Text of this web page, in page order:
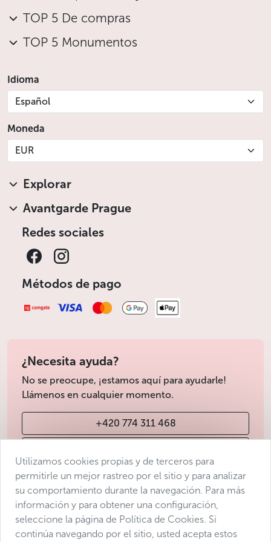
TOP 5 De compras
TOP 5 Monumentos
Idioma
Español
Moneda
EUR
Explorar
Avantgarde Prague
Redes sociales
Métodos de pago
¿Necesita ayuda?
No se preocupe, ¡estamos aquí para ayudarle!
Llámenos en cualquier momento.
+420 774 311 468
Condiciones de venta
Protección de datos
Declaración de accesibilidad
Utilizamos cookies propias y de terceros para
permitirle un mejor rastreo por el sitio y para analizar
su comportamiento durante la navegación. Para más
información y para obtener una configuración,
seleccione la página de Política de Cookies. Si
continúa navegando por el sitio, usted acepta estos